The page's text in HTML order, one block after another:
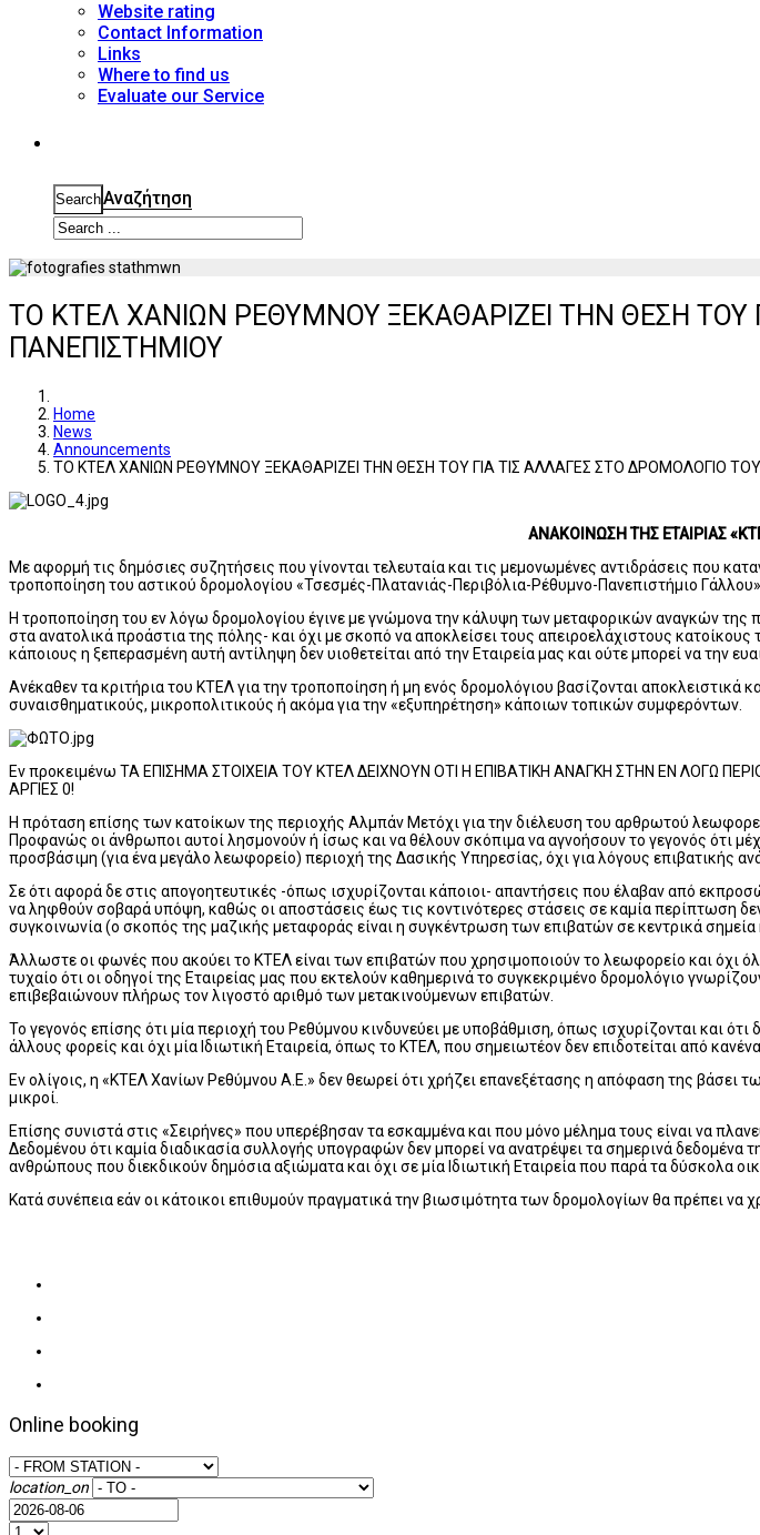
Website rating
Contact Information
Links
Where to find us
Evaluate our Service
SearchΑναζήτηση
ΤΟ ΚΤΕΛ ΧΑΝΙΩΝ ΡΕΘΥΜΝΟΥ ΞΕΚΑΘΑΡΙΖΕΙ ΤΗΝ ΘΕΣΗ ΤΟΥ
ΠΑΝΕΠΙΣΤΗΜΙΟΥ
Home
News
Announcements
ΤΟ ΚΤΕΛ ΧΑΝΙΩΝ ΡΕΘΥΜΝΟΥ ΞΕΚΑΘΑΡΙΖΕΙ ΤΗΝ ΘΕΣΗ ΤΟΥ ΓΙΑ ΤΙΣ ΑΛΛΑΓΕΣ ΣΤΟ ΔΡΟΜΟΛΟΓΙΟ
ΑΝΑΚΟΙΝΩΣΗ ΤΗΣ ΕΤΑΙΡΙΑΣ
Με αφορμή τις δημόσιες συζητήσεις που γίνονται τελευταία και τις μεμονωμένες αντιδράσεις που
τροποποίηση του αστικού δρομολογίου «Τσεσμές-Πλατανιάς-Περιβόλια-Ρέθυμνο-Πανεπιστήμιο
Η τροποποίηση του εν λόγω δρομολογίου έγινε με γνώμονα την κάλυψη των μεταφορικών αναγκών της
στα ανατολικά προάστια της πόλης- και όχι με σκοπό να αποκλείσει τους απειροελάχιστους
κάποιους η ξεπερασμένη αυτή αντίληψη δεν υιοθετείται από την Εταιρεία μας και ούτε μπορεί να την
Ανέκαθεν τα κριτήρια του ΚΤΕΛ για την τροποποίηση ή μη ενός δρομολόγιου βασίζονται αποκλειστικά
συναισθηματικούς, μικροπολιτικούς ή ακόμα για την «εξυπηρέτηση» κάποιων τοπικών συμφερόντων.
Εν προκειμένω ΤΑ ΕΠΙΣΗΜΑ ΣΤΟΙΧΕΙΑ ΤΟΥ ΚΤΕΛ ΔΕΙΧΝΟΥΝ ΟΤΙ Η ΕΠΙΒΑΤΙΚΗ ΑΝΑΓΚΗ ΣΤΗΝ ΕΝ ΛΟΓΩ
ΑΡΓΙΕΣ 0!
Η πρόταση επίσης των κατοίκων της περιοχής Αλμπάν Μετόχι για την διέλευση του αρθρωτού
Προφανώς οι άνθρωποι αυτοί λησμονούν ή ίσως και να θέλουν σκόπιμα να αγνοήσουν το γεγονός ότι
προσβάσιμη (για ένα μεγάλο λεωφορείο) περιοχή της Δασικής Υπηρεσίας, όχι για λόγους επιβατικής
Σε ότι αφορά δε στις απογοητευτικές -όπως ισχυρίζονται κάποιοι- απαντήσεις που έλαβαν από
να ληφθούν σοβαρά υπόψη, καθώς οι αποστάσεις έως τις κοντινότερες στάσεις σε καμία περίπτωση
συγκοινωνία (ο σκοπός της μαζικής μεταφοράς είναι η συγκέντρωση των επιβατών σε κεντρικά
Άλλωστε οι φωνές που ακούει το ΚΤΕΛ είναι των επιβατών που χρησιμοποιούν το λεωφορείο και όχι
τυχαίο ότι οι οδηγοί της Εταιρείας μας που εκτελούν καθημερινά το συγκεκριμένο δρομολόγιο
επιβεβαιώνουν πλήρως τον λιγοστό αριθμό των μετακινούμενων επιβατών.
Το γεγονός επίσης ότι μία περιοχή του Ρεθύμνου κινδυνεύει με υποβάθμιση, όπως ισχυρίζονται και
άλλους φορείς και όχι μία Ιδιωτική Εταιρεία, όπως το ΚΤΕΛ, που σημειωτέον δεν επιδοτείται από
Εν ολίγοις, η «ΚΤΕΛ Χανίων Ρεθύμνου Α.Ε.» δεν θεωρεί ότι χρήζει επανεξέτασης η απόφαση της
μικροί.
Επίσης συνιστά στις «Σειρήνες» που υπερέβησαν τα εσκαμμένα και που μόνο μέλημα τους είναι να
Δεδομένου ότι καμία διαδικασία συλλογής υπογραφών δεν μπορεί να ανατρέψει τα σημερινά δεδομένα
ανθρώπους που διεκδικούν δημόσια αξιώματα και όχι σε μία Ιδιωτική Εταιρεία που παρά τα δύσκολα
Κατά συνέπεια εάν οι κάτοικοι επιθυμούν πραγματικά την βιωσιμότητα των δρομολογίων θα πρέπει
Online booking
location_on